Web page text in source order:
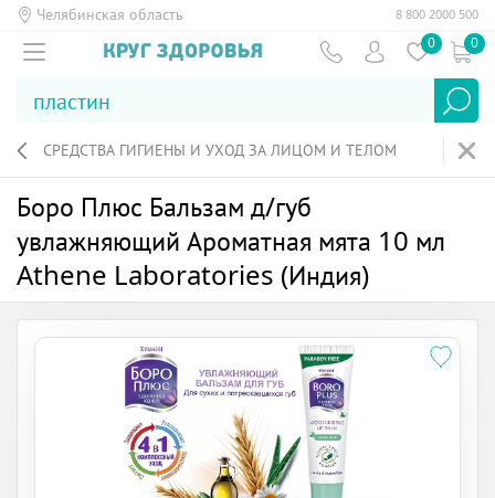
Челябинская область 8 800 2000 500
0 0
СРЕДСТВА ГИГИЕНЫ И УХОД ЗА ЛИЦОМ И ТЕЛОМ
Боро Плюс Бальзам д/губ
увлажняющий Ароматная мята 10 мл
Athene Laboratories (Индия)